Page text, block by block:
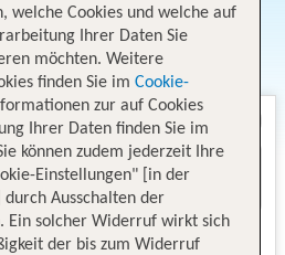
welche Cookies und welche auf
Ihrer Daten Sie
möchten. Weitere
finden Sie im Cookie-
zur auf Cookies
Ihrer Daten finden Sie im
können zudem jederzeit Ihre
Einstellungen" [in der
durch Ausschalten der
Ein solcher Widerruf wirkt sich
der bis zum Widerruf